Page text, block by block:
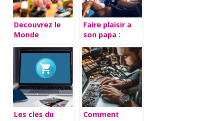
Decouvrez le
Monde
MonsieurJouet :
Le Paradis pour
les Amoureux
de Jeux et
Jouets
Faire plaisir a
son papa :
cadeaux
parfaits
Les cles du
Comment